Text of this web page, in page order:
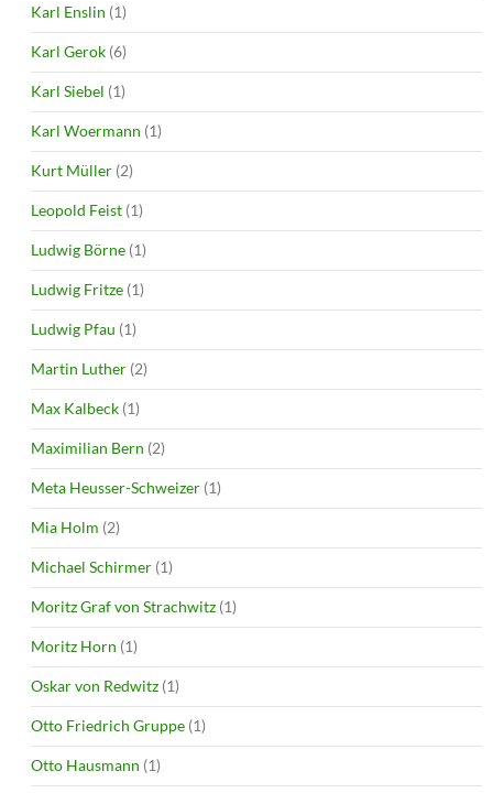
Karl Enslin (1)
Karl Gerok (6)
Karl Siebel (1)
Karl Woermann (1)
Kurt Müller (2)
Leopold Feist (1)
Ludwig Börne (1)
Ludwig Fritze (1)
Ludwig Pfau (1)
Martin Luther (2)
Max Kalbeck (1)
Maximilian Bern (2)
Meta Heusser-Schweizer (1)
Mia Holm (2)
Michael Schirmer (1)
Moritz Graf von Strachwitz (1)
Moritz Horn (1)
Oskar von Redwitz (1)
Otto Friedrich Gruppe (1)
Otto Hausmann (1)